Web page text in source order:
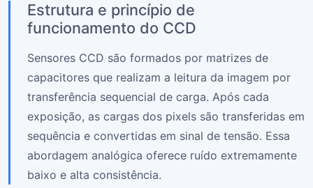
Estrutura e princípio de
funcionamento do CCD
Sensores CCD são formados por matrizes de
capacitores que realizam a leitura da imagem por
transferência sequencial de carga. Após cada
exposição, as cargas dos pixels são transferidas em
sequência e convertidas em sinal de tensão. Essa
abordagem analógica oferece ruído extremamente
baixo e alta consistência.